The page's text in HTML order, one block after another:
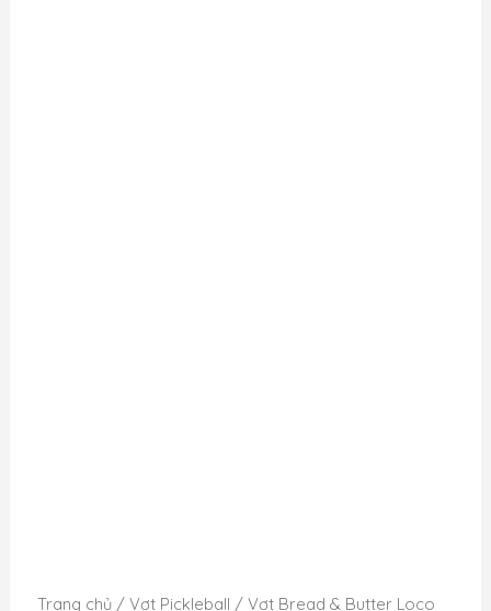
Trang chủ/ Vợt Pickleball / Vợt Bread & Butter Loco